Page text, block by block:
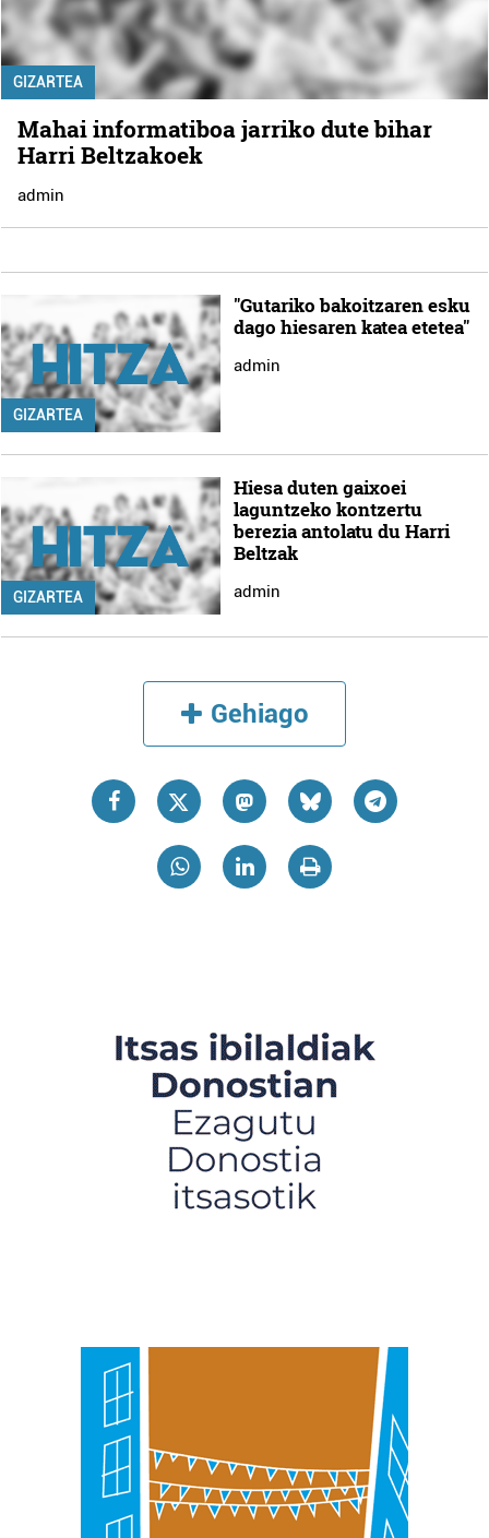
GIZARTEA
Mahai informatiboa jarriko dute bihar
Harri Beltzakoek
admin
GIZARTEA
"Gutariko bakoitzaren esku
dago hiesaren katea etetea"
admin
GIZARTEA
Hiesa duten gaixoei
laguntzeko kontzertu
berezia antolatu du Harri
Beltzak
admin
Gehiago